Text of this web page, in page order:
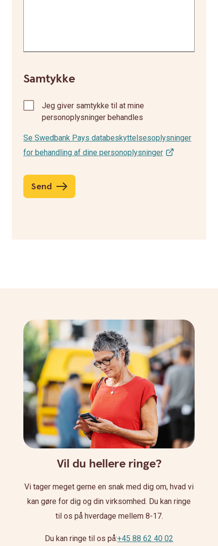
Samtykke
Jeg giver samtykke til at mine
personoplysninger behandles
Se Swedbank Pays databeskyttelsesoplysninger
for behandling af dine personoplysninger
Send
Vil du hellere ringe?
Vi tager meget gerne en snak med dig om, hvad vi
kan gøre for dig og din virksomhed. Du kan ringe
til os på hverdage mellem 8-17.
Du kan ringe til os på:+45 88 62 40 02